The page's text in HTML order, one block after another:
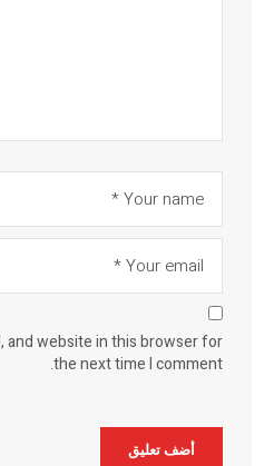
and website in this browser for
the next time I comment.